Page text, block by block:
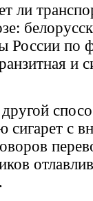
ли
России по
и
сигарет с